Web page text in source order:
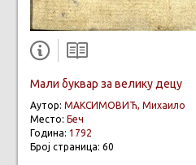
Мали буквар за велику децу
Аутор: МАКСИМОВИЋ, Михаило
Место: Беч
Година: 1792
Број страница: 60